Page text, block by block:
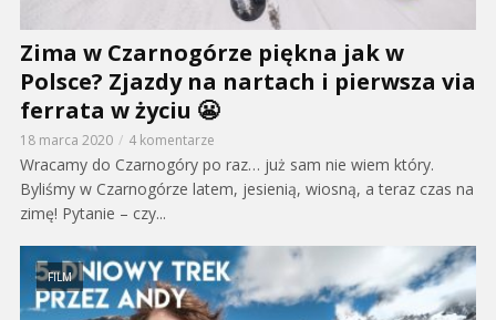
Zima w Czarnogórze piękna jak w
Polsce? Zjazdy na nartach i pierwsza via
ferrata w życiu 😬
18 marca 2020 4 komentarze
Wracamy do Czarnogóry po raz… już sam nie wiem który.
Byliśmy w Czarnogórze latem, jesienią, wiosną, a teraz czas na
zimę! Pytanie – czy...
FILM